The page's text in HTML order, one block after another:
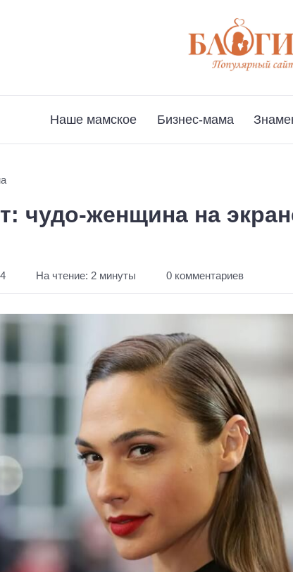
Наше мамское Бизнес-мама
чудо-женщина на
На чтение: 2 минуты 0 комментариев